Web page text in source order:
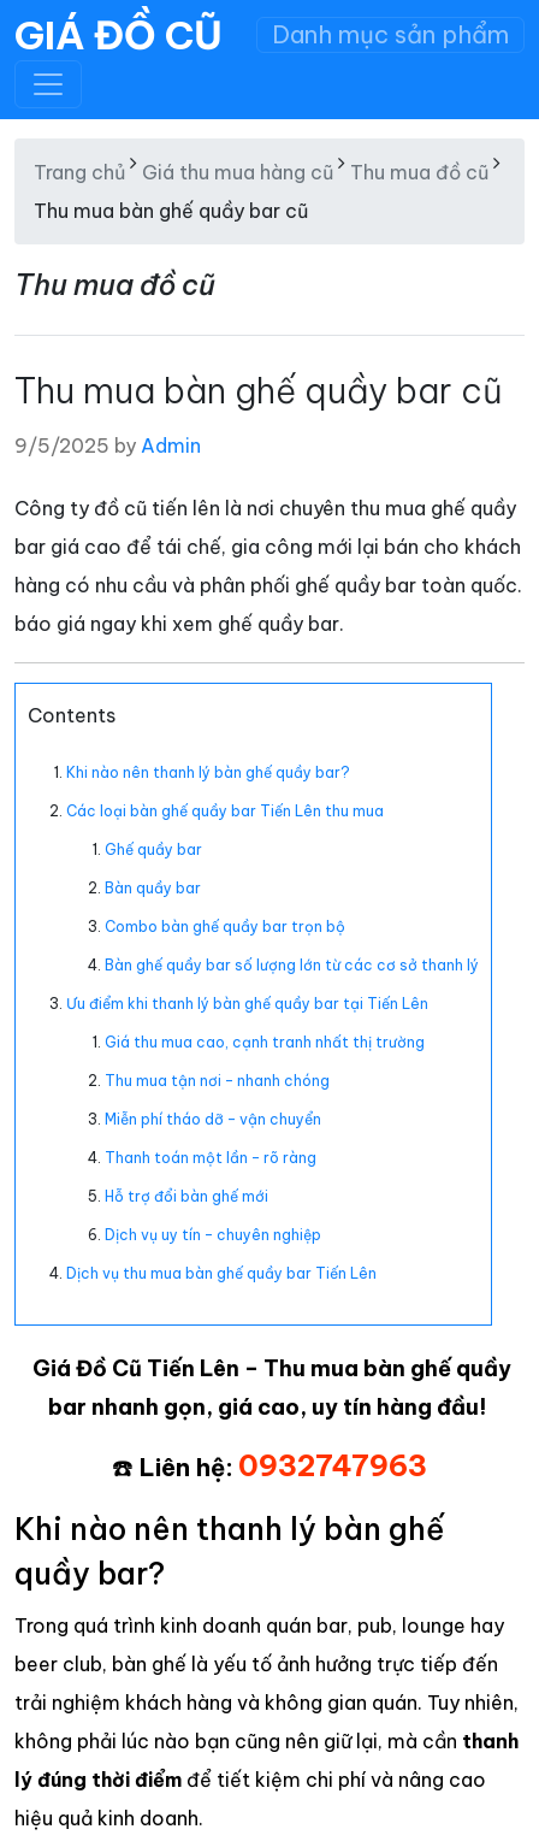
GIÁ ĐỒ CŨ Danh mục sản phẩm
Trang chủ Giá thu mua hàng cũ
Thu mua đồ cũ
Thu mua bàn ghế quầy bar cũ
Thu mua đồ cũ
Thu mua bàn ghế quầy bar cũ
9/5/2025 by Admin
Công ty đồ cũ tiến lên là nơi chuyên thu mua ghế quầy
bar giá cao để tái chế, gia công mới lại bán cho khách
hàng có nhu cầu và phân phối ghế quầy bar toàn quốc.
báo giá ngay khi xem ghế quầy bar.
Contents
Khi nào nên thanh lý bàn ghế quầy bar?
Các loại bàn ghế quầy bar Tiến Lên thu mua
Ghế quầy bar
Bàn quầy bar
Combo bàn ghế quầy bar trọn bộ
Bàn ghế quầy bar số lượng lớn từ các cơ sở thanh lý
Ưu điểm khi thanh lý bàn ghế quầy bar tại Tiến Lên
Giá thu mua cao, cạnh tranh nhất thị trường
Thu mua tận nơi – nhanh chóng
Miễn phí tháo dỡ – vận chuyển
Thanh toán một lần – rõ ràng
Hỗ trợ đổi bàn ghế mới
Dịch vụ uy tín – chuyên nghiệp
Dịch vụ thu mua bàn ghế quầy bar Tiến Lên
Giá Đồ Cũ Tiến Lên – Thu mua bàn ghế quầy
bar nhanh gọn, giá cao, uy tín hàng đầu!
☎️ Liên hệ: 0932747963
Khi nào nên thanh lý bàn ghế
quầy bar?
Trong quá trình kinh doanh quán bar, pub, lounge hay
beer club, bàn ghế là yếu tố ảnh hưởng trực tiếp đến
trải nghiệm khách hàng và không gian quán. Tuy nhiên,
không phải lúc nào bạn cũng nên giữ lại, mà cần thanh
lý đúng thời điểm để tiết kiệm chi phí và nâng cao
hiệu quả kinh doanh.